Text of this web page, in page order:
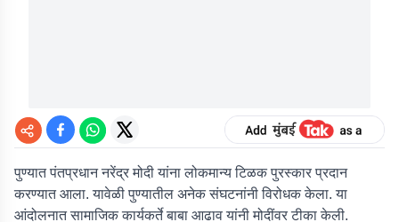
पुण्यात पंतप्रधान नरेंद्र मोदी यांना लोकमान्य टिळक पुरस्कार प्रदान
करण्यात आला. यावेळी पुण्यातील अनेक संघटनांनी विरोधक केला. या
आंदोलनात सामाजिक कार्यकर्ते बाबा आढाव यांनी मोदींवर टीका केली.